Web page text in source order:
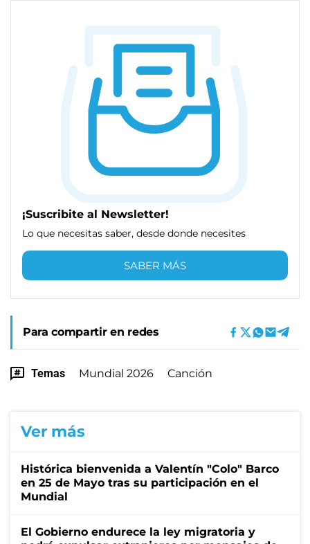
¡Suscribite al Newsletter!
Lo que necesitas saber, desde donde necesites
SABER MÁS
Para compartir en redes
Temas Mundial 2026 Canción
Ver más
Histórica bienvenida a Valentín "Colo" Barco
en 25 de Mayo tras su participación en el
Mundial
El Gobierno endurece la ley migratoria y